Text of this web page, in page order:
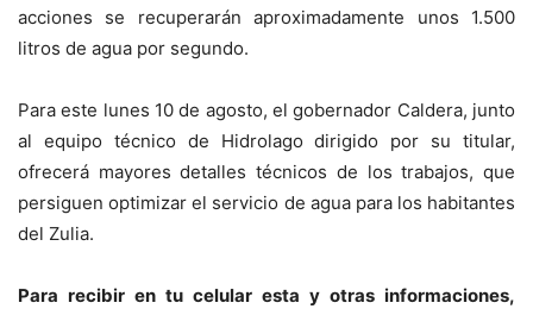
acciones se recuperarán aproximadamente unos 1.500
litros de agua por segundo.
Para este lunes 10 de agosto, el gobernador Caldera, junto
al equipo técnico de Hidrolago dirigido por su titular,
ofrecerá mayores detalles técnicos de los trabajos, que
persiguen optimizar el servicio de agua para los habitantes
del Zulia.
Para recibir en tu celular esta y otras informaciones,